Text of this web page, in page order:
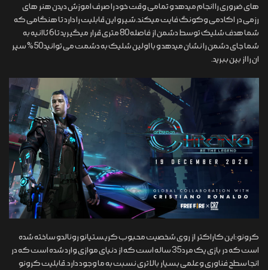
های ضروری را انجام میدهد و تمامی وقت خود را صرف اموزش دیدن هنر های
رزمی در اکادمی وکونگ فایت میکند.شیرو این قابلیت را دارد تا هنگامی که
شما هدف شلیک توسط دشمن از فاصله 80 متری قرار میگیرید تا 6 ثاانیه به
شما جای دشمن را نشان میدهد و با اولین شلیک به دشمت می توانید 50% سپر
ان را از بین ببرید.
کرونو:این کاراکتر از روی شخصیت محبوب کریستیانو رونالدو ساخته شده
است که در بازی یک مرد 35 ساله است که از دنیای موازی وارد شده است که در
انجا سطح فناوری و علمی بسیار بالاتری نسبت به ما وجود دارد.قابلیت کرونو